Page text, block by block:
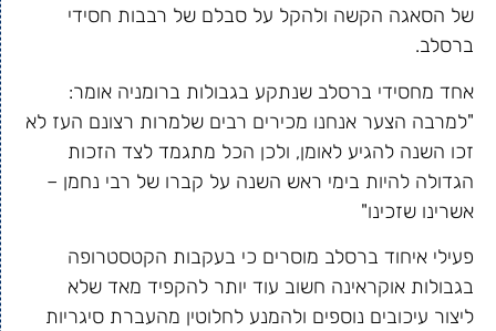
של הסאגה הקשה ולהקל על סבלם של רבבות חסידי
ברסלב.
אחד מחסידי ברסלב שנתקע בגבולות ברומניה אומר:
"למרבה הצער אנחנו מכירים רבים שלמרות רצונם העז לא
זכו השנה להגיע לאומן, ולכן הכל מתגמד לצד הזכות
הגדולה להיות בימי ראש השנה על קברו של רבי נחמן –
אשרינו שזכינו"
פעילי איחוד ברסלב מוסרים כי בעקבות הקטסטרופה
בגבולות אוקראינה חשוב עוד יותר להקפיד מאד שלא
ליצור עיכובים נוספים ולהמנע לחלוטין מהעברת סיגריות